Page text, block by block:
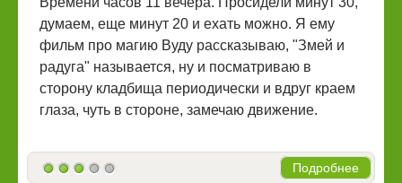
думаем, еще минут 20 и ехать можно. Я ему
фильм про магию Вуду рассказываю, "Змей и
радуга" называется, ну и посматриваю в
сторону кладбища периодически и вдруг краем
глаза, чуть в стороне, замечаю движение.
Подробнее